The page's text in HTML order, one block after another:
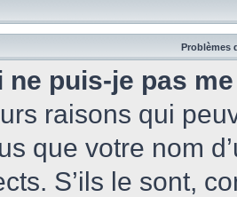
Problèmes
ne puis-je pas
raisons qui
que votre nom
S’ils le sont,